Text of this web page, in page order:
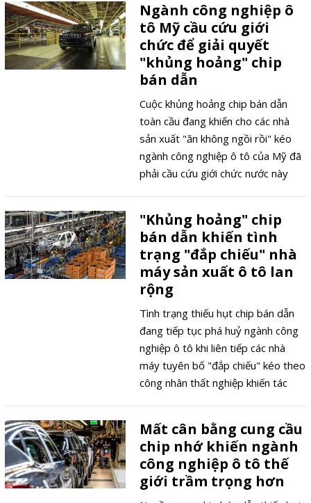
Ngành công nghiệp ô
tô Mỹ cầu cứu giới
chức để giải quyết
"khủng hoảng" chip
bán dẫn
Cuộc khủng hoảng chip bán dẫn
toàn cầu đang khiến cho các nhà
sản xuất "ăn không ngồi rồi" kéo
ngành công nghiệp ô tô của Mỹ đã
phải cầu cứu giới chức nước này
"mature node" cùng các giải pháp
tài chính để hỗ trợ hoạt động sản
xuất trở lại.
"Khủng hoảng" chip
bán dẫn khiến tình
trạng "đắp chiếu" nhà
máy sản xuất ô tô lan
rộng
Tình trạng thiếu hụt chip bán dẫn
đang tiếp tục phá huỷ ngành công
nghiệp ô tô khi liên tiếp các nhà
máy tuyên bố "đắp chiếu" kéo theo
công nhân thất nghiệp khiến tác
Mất cân bằng cung cầu
chip nhớ khiến ngành
công nghiệp ô tô thế
giới trầm trọng hơn